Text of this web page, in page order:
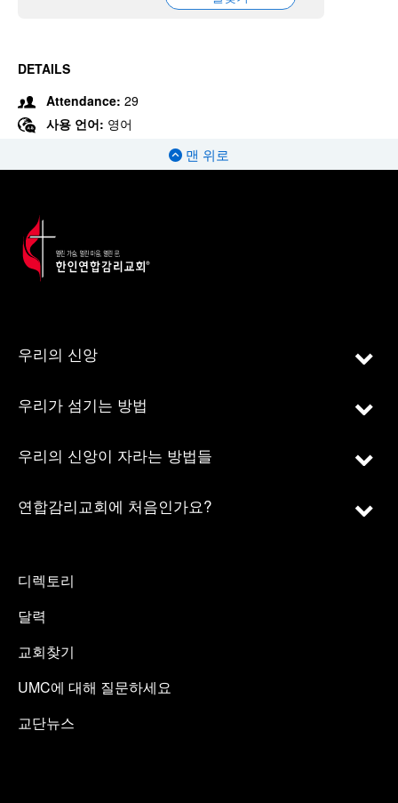
DETAILS
Attendance: 29
사용 언어: 영어
맨 위로
우리의 신앙
우리가 섬기는 방법
우리의 신앙이 자라는 방법들
연합감리교회에 처음인가요?
디렉토리
달력
교회찾기
UMC에 대해 질문하세요
교단뉴스